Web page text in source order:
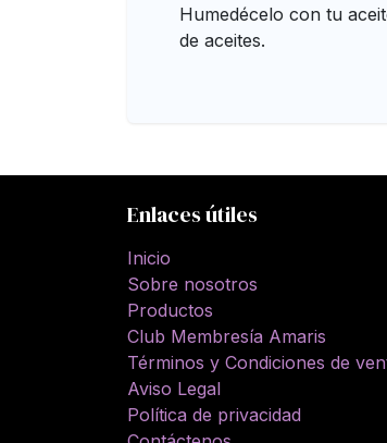
Humedécelo con tu
de aceites.
Enlaces útiles
Inicio
Sobre nosotros
Productos
Club Membresía Amaris
Términos y Condiciones de
Aviso Legal
Política de privacidad